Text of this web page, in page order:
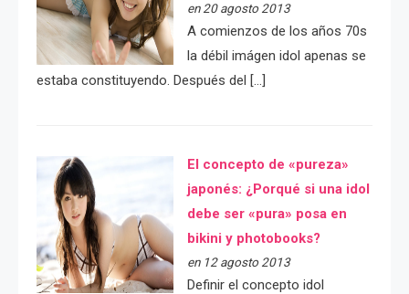
en 20 agosto 2013
A comienzos de los años 70s
la débil imágen idol apenas se
estaba constituyendo. Después del […]
El concepto de «pureza»
japonés: ¿Porqué si una idol
debe ser «pura» posa en
bikini y photobooks?
en 12 agosto 2013
Definir el concepto idol